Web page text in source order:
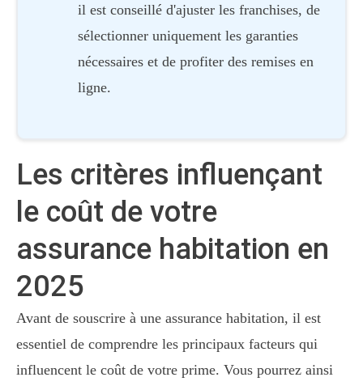
il est conseillé d'ajuster les franchises, de
sélectionner uniquement les garanties
nécessaires et de profiter des remises en
ligne.
Les critères influençant
le coût de votre
assurance habitation en
2025
Avant de souscrire à une assurance habitation, il est
essentiel de comprendre les principaux facteurs qui
influencent le coût de votre prime. Vous pourrez ainsi